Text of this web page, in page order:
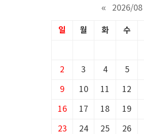
« 2026/08
일 월 화 수
2 3 4 5
9 10 11 12
16 17 18 19
23 24 25 26